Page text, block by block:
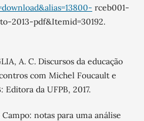
rceb001-
2013-pdf&Itemid=30192.
A. C. Discursos da educação
com Michel Foucault e
Editora da UFPB, 2017.
Campo: notas para uma análise